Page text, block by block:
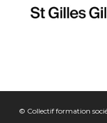
© Collectif formation